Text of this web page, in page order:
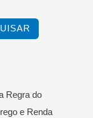
Regra do
e Renda